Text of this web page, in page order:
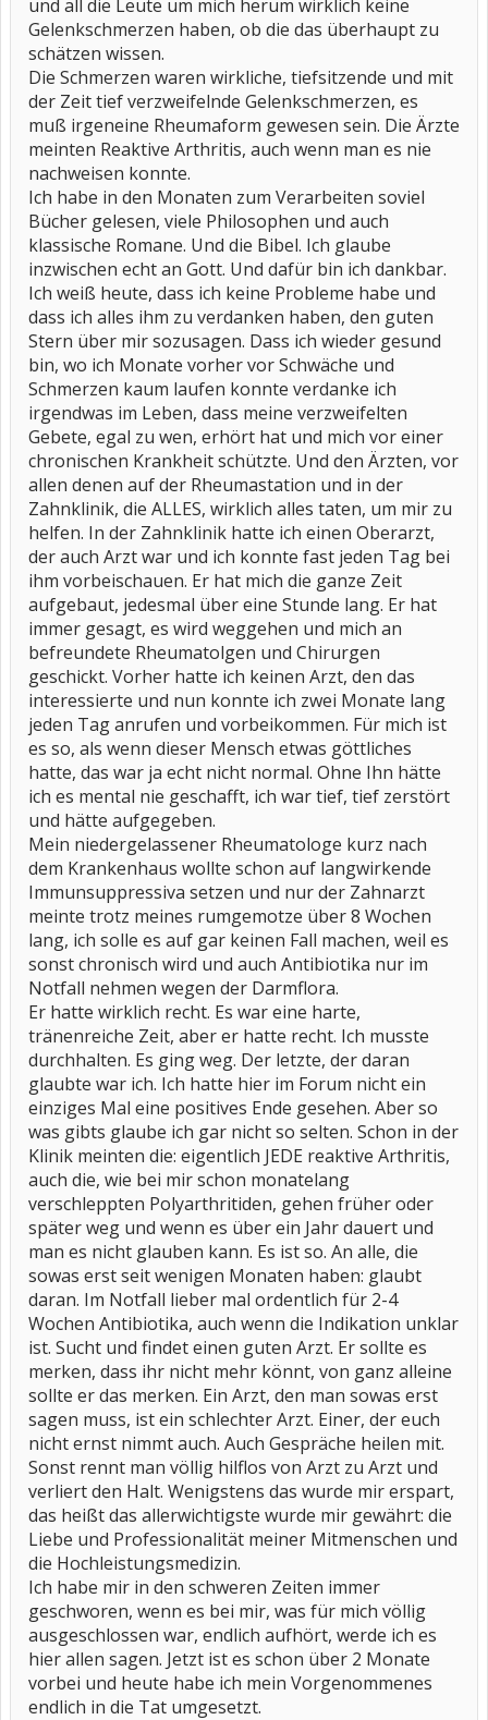
und all die Leute um mich herum wirklich keine
Gelenkschmerzen haben, ob die das überhaupt zu
schätzen wissen.
Die Schmerzen waren wirkliche, tiefsitzende und mit
der Zeit tief verzweifelnde Gelenkschmerzen, es
muß irgeneine Rheumaform gewesen sein. Die Ärzte
meinten Reaktive Arthritis, auch wenn man es nie
nachweisen konnte.
Ich habe in den Monaten zum Verarbeiten soviel
Bücher gelesen, viele Philosophen und auch
klassische Romane. Und die Bibel. Ich glaube
inzwischen echt an Gott. Und dafür bin ich dankbar.
Ich weiß heute, dass ich keine Probleme habe und
dass ich alles ihm zu verdanken haben, den guten
Stern über mir sozusagen. Dass ich wieder gesund
bin, wo ich Monate vorher vor Schwäche und
Schmerzen kaum laufen konnte verdanke ich
irgendwas im Leben, dass meine verzweifelten
Gebete, egal zu wen, erhört hat und mich vor einer
chronischen Krankheit schützte. Und den Ärzten, vor
allen denen auf der Rheumastation und in der
Zahnklinik, die ALLES, wirklich alles taten, um mir zu
helfen. In der Zahnklinik hatte ich einen Oberarzt,
der auch Arzt war und ich konnte fast jeden Tag bei
ihm vorbeischauen. Er hat mich die ganze Zeit
aufgebaut, jedesmal über eine Stunde lang. Er hat
immer gesagt, es wird weggehen und mich an
befreundete Rheumatolgen und Chirurgen
geschickt. Vorher hatte ich keinen Arzt, den das
interessierte und nun konnte ich zwei Monate lang
jeden Tag anrufen und vorbeikommen. Für mich ist
es so, als wenn dieser Mensch etwas göttliches
hatte, das war ja echt nicht normal. Ohne Ihn hätte
ich es mental nie geschafft, ich war tief, tief zerstört
und hätte aufgegeben.
Mein niedergelassener Rheumatologe kurz nach
dem Krankenhaus wollte schon auf langwirkende
Immunsuppressiva setzen und nur der Zahnarzt
meinte trotz meines rumgemotze über 8 Wochen
lang, ich solle es auf gar keinen Fall machen, weil es
sonst chronisch wird und auch Antibiotika nur im
Notfall nehmen wegen der Darmflora.
Er hatte wirklich recht. Es war eine harte,
tränenreiche Zeit, aber er hatte recht. Ich musste
durchhalten. Es ging weg. Der letzte, der daran
glaubte war ich. Ich hatte hier im Forum nicht ein
einziges Mal eine positives Ende gesehen. Aber so
was gibts glaube ich gar nicht so selten. Schon in der
Klinik meinten die: eigentlich JEDE reaktive Arthritis,
auch die, wie bei mir schon monatelang
verschleppten Polyarthritiden, gehen früher oder
später weg und wenn es über ein Jahr dauert und
man es nicht glauben kann. Es ist so. An alle, die
sowas erst seit wenigen Monaten haben: glaubt
daran. Im Notfall lieber mal ordentlich für 2-4
Wochen Antibiotika, auch wenn die Indikation unklar
ist. Sucht und findet einen guten Arzt. Er sollte es
merken, dass ihr nicht mehr könnt, von ganz alleine
sollte er das merken. Ein Arzt, den man sowas erst
sagen muss, ist ein schlechter Arzt. Einer, der euch
nicht ernst nimmt auch. Auch Gespräche heilen mit.
Sonst rennt man völlig hilflos von Arzt zu Arzt und
verliert den Halt. Wenigstens das wurde mir erspart,
das heißt das allerwichtigste wurde mir gewährt: die
Liebe und Professionalität meiner Mitmenschen und
die Hochleistungsmedizin.
Ich habe mir in den schweren Zeiten immer
geschworen, wenn es bei mir, was für mich völlig
ausgeschlossen war, endlich aufhört, werde ich es
hier allen sagen. Jetzt ist es schon über 2 Monate
vorbei und heute habe ich mein Vorgenommenes
endlich in die Tat umgesetzt.